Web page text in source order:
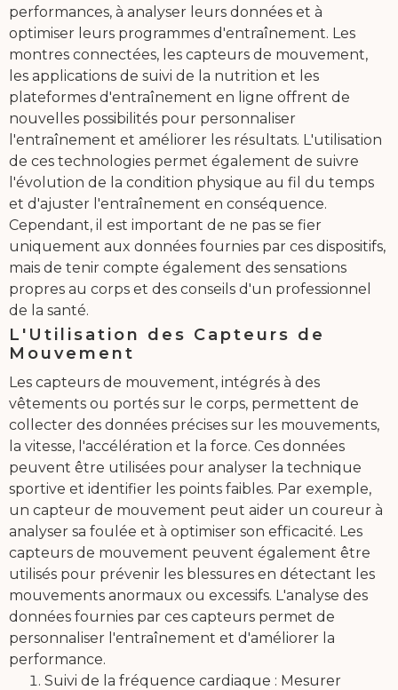
performances, à analyser leurs données et à
optimiser leurs programmes d'entraînement. Les
montres connectées, les capteurs de mouvement,
les applications de suivi de la nutrition et les
plateformes d'entraînement en ligne offrent de
nouvelles possibilités pour personnaliser
l'entraînement et améliorer les résultats. L'utilisation
de ces technologies permet également de suivre
l'évolution de la condition physique au fil du temps
et d'ajuster l'entraînement en conséquence.
Cependant, il est important de ne pas se fier
uniquement aux données fournies par ces dispositifs,
mais de tenir compte également des sensations
propres au corps et des conseils d'un professionnel
de la santé.
L'Utilisation des Capteurs de
Mouvement
Les capteurs de mouvement, intégrés à des
vêtements ou portés sur le corps, permettent de
collecter des données précises sur les mouvements,
la vitesse, l'accélération et la force. Ces données
peuvent être utilisées pour analyser la technique
sportive et identifier les points faibles. Par exemple,
un capteur de mouvement peut aider un coureur à
analyser sa foulée et à optimiser son efficacité. Les
capteurs de mouvement peuvent également être
utilisés pour prévenir les blessures en détectant les
mouvements anormaux ou excessifs. L'analyse des
données fournies par ces capteurs permet de
personnaliser l'entraînement et d'améliorer la
performance.
Suivi de la fréquence cardiaque : Mesurer